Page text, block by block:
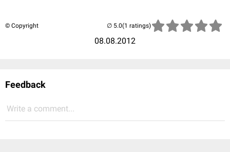
© Copyright
08.08.2012
(1 ratings)
Feedback
Write a comment...